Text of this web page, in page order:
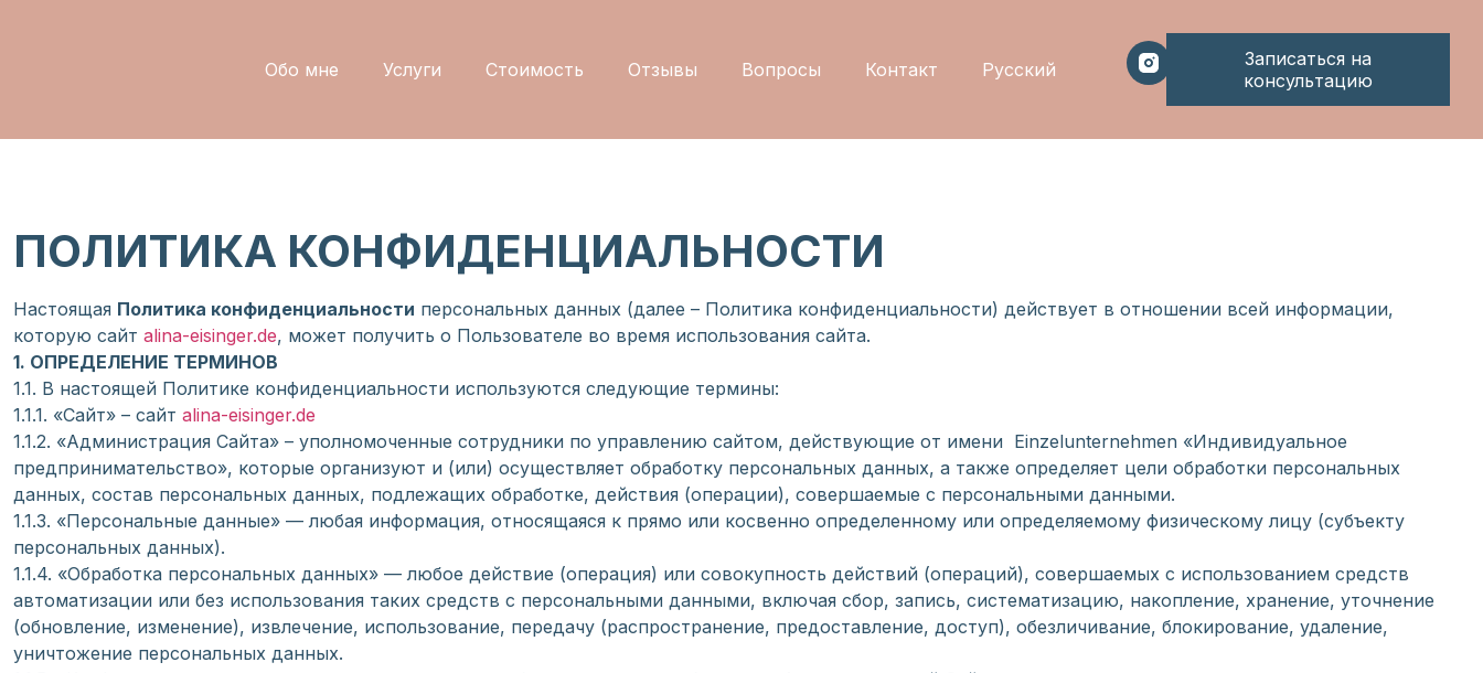
Обо мне Услуги Стоимость Отзывы Вопросы Контакт Русский
Записаться на
консультацию
ПОЛИТИКА КОНФИДЕНЦИАЛЬНОСТИ
Настоящая Политика конфиденциальности персональных данных (далее – Политика конфиденциальности) действует в отношении всей информации,
которую сайт alina-eisinger.de, может получить о Пользователе во время использования сайта.
1. ОПРЕДЕЛЕНИЕ ТЕРМИНОВ
1.1. В настоящей Политике конфиденциальности используются следующие термины:
1.1.1. «Сайт» – сайт alina-eisinger.de
1.1.2. «Администрация Сайта» – уполномоченные сотрудники по управлению сайтом, действующие от имени Einzelunternehmen «Индивидуальное
предпринимательство», которые организуют и (или) осуществляет обработку персональных данных, а также определяет цели обработки персональных
данных, состав персональных данных, подлежащих обработке, действия (операции), совершаемые с персональными данными.
1.1.3. «Персональные данные» — любая информация, относящаяся к прямо или косвенно определенному или определяемому физическому лицу (субъекту
персональных данных).
1.1.4. «Обработка персональных данных» — любое действие (операция) или совокупность действий (операций), совершаемых с использованием средств
автоматизации или без использования таких средств с персональными данными, включая сбор, запись, систематизацию, накопление, хранение, уточнение
(обновление, изменение), извлечение, использование, передачу (распространение, предоставление, доступ), обезличивание, блокирование, удаление,
уничтожение персональных данных.